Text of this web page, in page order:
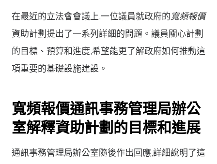
在最近的立法會會議上,一位議員就政府的 寬頻報價
資助計劃提出了一系列詳細的問題。議員關心計劃
的目標、預算和進度,希望能更了解政府如何推動這
項重要的基礎設施建設。
寬頻報價通訊事務管理局辦公
室解釋資助計劃的目標和進展
通訊事務管理局辦公室隨後作出回應,詳細說明了這